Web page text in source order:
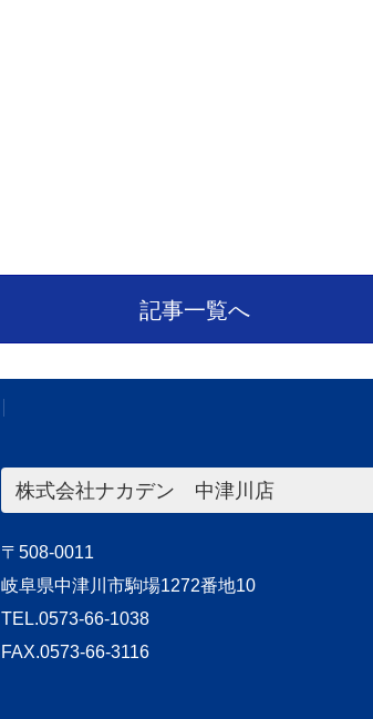
記事一覧へ
株式会社ナカデン 中津川店
〒508-0011
岐阜県中津川市駒場1272番地10
TEL.0573-66-1038
FAX.0573-66-3116